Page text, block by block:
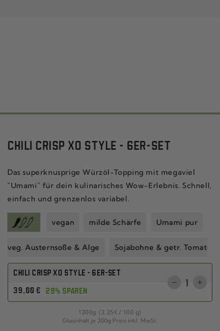
CHILI CRISP XO STYLE - 6ER-SET
Das superknusprige Würzöl-Topping mit megaviel
"Umami" für dein kulinarisches Wow-Erlebnis. Schnell,
einfach und grenzenlos variabel.
vegan milde Schärfe Umami pur
veg. Austernsoße & Alge Sojabohne & getr. Tomate
CHILI CRISP XO STYLE - 6ER-SET
Regulärer
Preis
39,00 € 29% SPAREN
Anzahl
Verringere
1200g (3,25 € / pro
100 g)
Glasinhalt je 200g Preis inkl. MwSt.